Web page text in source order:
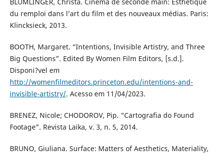
BLÜMLINGER, Christa. Cinéma de seconde main: Esthétique
du remploi dans l’art du film et des nouveaux médias. Paris:
Klincksieck, 2013.
BOOTH, Margaret. “Intentions, Invisible Artistry, and Three
Big Questions”. Edited By Women Film Editors, [s.d.].
Disponi?vel em
http://womenfilmeditors.princeton.edu/intentions-and-
invisible-artistry/. Acesso em 11/04/2023.
BRENEZ, Nicole; CHODOROV, Pip. “Cartografia do Found
Footage”. Revista Laika, v. 3, n. 5, 2014.
BRUNO, Giuliana. Surface: Matters of Aesthetics, Materiality,